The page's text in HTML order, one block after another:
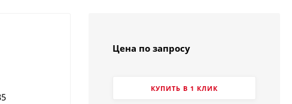
Цена по запросу
КУПИТЬ В 1 КЛИК